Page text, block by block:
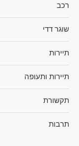
רכב
שוגר דדי
תיירות
תיירות ותעופה
תקשורת
תרבות